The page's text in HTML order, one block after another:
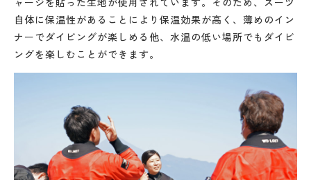
自体に保温性があることにより保温効果が高く、薄めのイン
ナーでダイビングが楽しめる他、水温の低い場所でもダイビ
ングを楽しむことができます。